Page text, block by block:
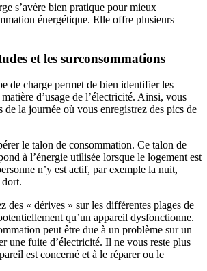
s’avère bien pratique pour mieux
énergétique. Elle offre plusieurs
et les surconsommations
de charge permet de bien identifier les
d’usage de l’électricité. Ainsi, vous
de la journée où vous enregistrez des pics de
le talon de consommation. Ce talon de
à l’énergie utilisée lorsque le logement est
n’y est actif, par exemple la nuit,
des « dérives » sur les différentes plages de
qu’un appareil dysfonctionne.
peut être due à un problème sur un
une fuite d’électricité. Il ne vous reste plus
est concerné et à le réparer ou le